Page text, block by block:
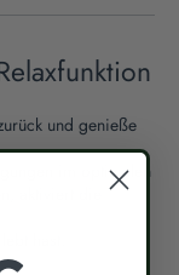
und genieße
im optimalen
aktiviert die
hast.